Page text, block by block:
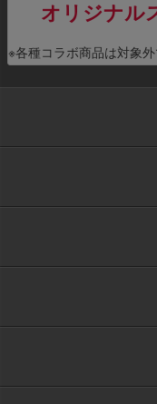
オリジナル
※各種コラボ商品は対象外